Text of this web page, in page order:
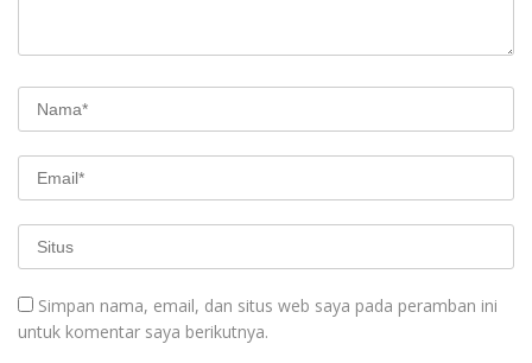
Simpan nama, email, dan situs web saya pada peramban ini
untuk komentar saya berikutnya.